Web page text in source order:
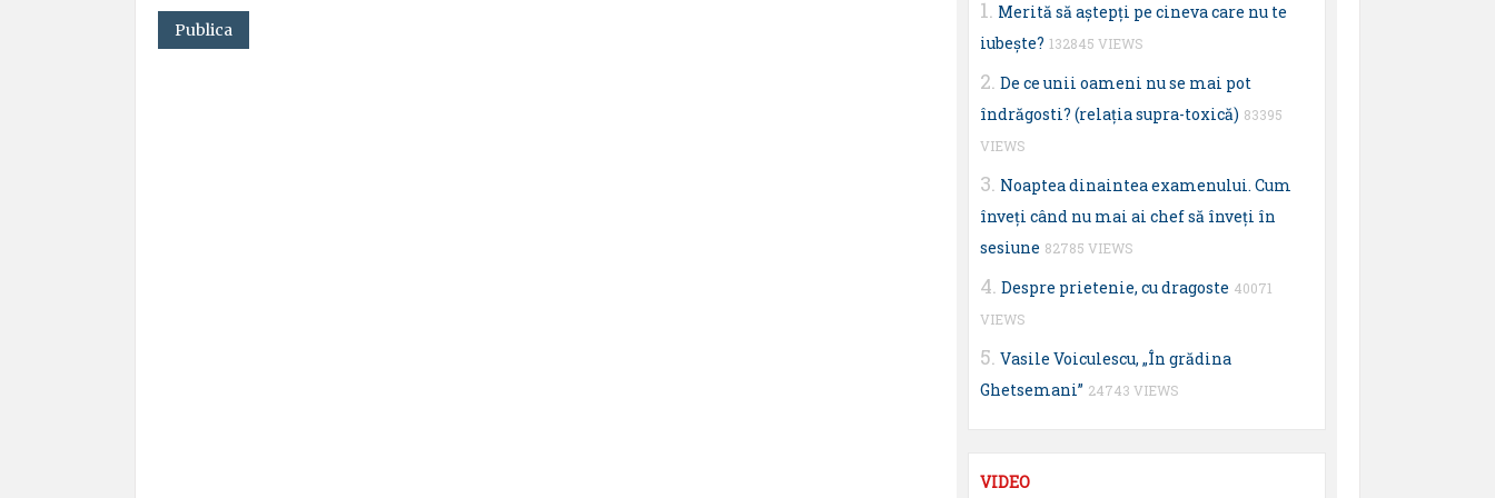
Merită să aştepţi pe cineva care nu te
iubeşte? 132845 VIEWS
De ce unii oameni nu se mai pot
îndrăgosti? (relaţia supra-toxică) 83395
VIEWS
Noaptea dinaintea examenului. Cum
înveţi când nu mai ai chef să înveţi în
sesiune 82785 VIEWS
Despre prietenie, cu dragoste 40071
VIEWS
Vasile Voiculescu, „În grădina
Ghetsemani” 24743 VIEWS
VIDEO